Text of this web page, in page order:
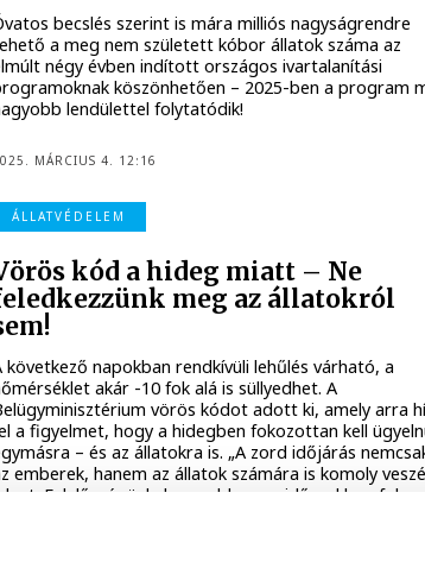
becslés szerint is mára milliós nagyságrendre
a meg nem született kóbor állatok száma az
négy évben indított országos ivartalanítási
köszönhetően – 2025-ben a program
lendülettel folytatódik!
MÁRCIUS 4. 12:16
ÁLLATVÉDELEM
kód a hideg miatt – Ne
meg az állatokról
következő napokban rendkívüli lehűlés várható, a
akár -10 fok alá is süllyedhet. A
vörös kódot adott ki, amely arra
a figyelmet, hogy a hidegben fokozottan kell
– és az állatokra is. „A zord időjárás
emberek, hanem az állatok számára is komoly
Felelősségünk, hogy ebben az időszakban